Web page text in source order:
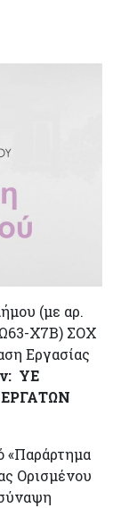
(με αρ.
Χ7Β) ΣΟΧ
Εργασίας
ΥΕ
«Παράρτημα
Ορισμένου